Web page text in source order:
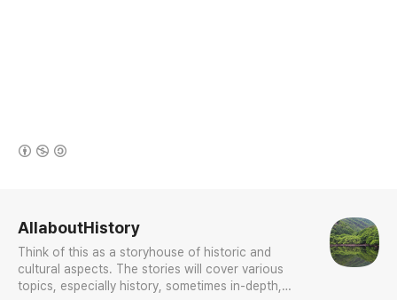
AllaboutHistory
Think of this as a storyhouse of historic and
cultural aspects. The stories will cover various
topics, especially history, sometimes in-depth,